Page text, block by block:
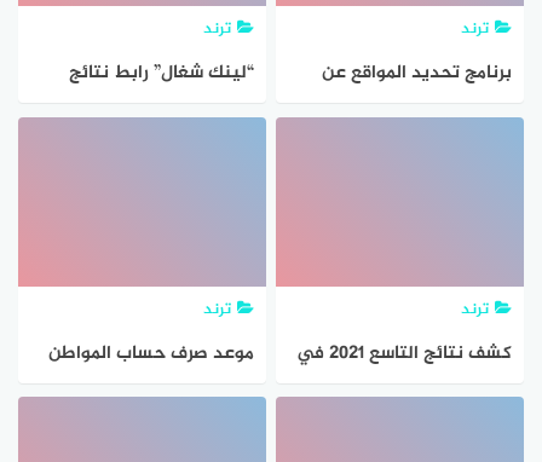
ترند
برنامج تحديد المواقع عن
طريق رقم الجوال مجانا
ترند
“لينك شغال” رابط نتائج
التاسع 2021 سوريا حسب رقم
ترند
كشف نتائج التاسع 2021 في
سوريا حسب رقم الاكتتاب عبر
ترند
موعد صرف حساب المواطن
السعودي 1442 الدفعة رقم